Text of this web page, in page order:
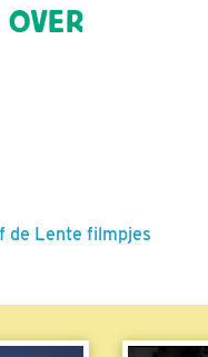
de Lente filmpjes